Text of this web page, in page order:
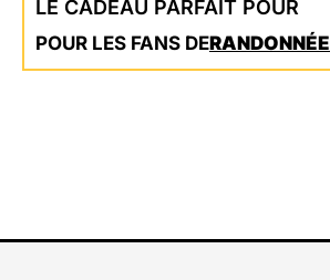
LE CADEAU PARFAIT POUR
POUR LES FANS DERANDONNÉE